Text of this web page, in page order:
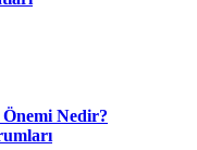
Nedir?